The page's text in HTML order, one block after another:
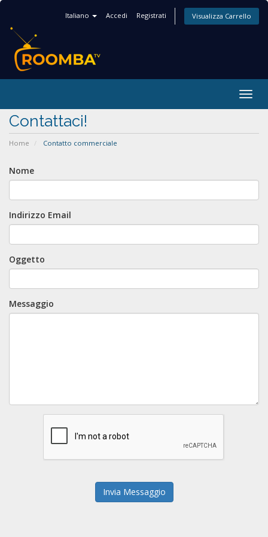
Italiano Accedi Registrati Visualizza Carrello
Contattaci!
Home Contatto commerciale
Nome
Indirizzo Email
Oggetto
Messaggio
Invia Messaggio